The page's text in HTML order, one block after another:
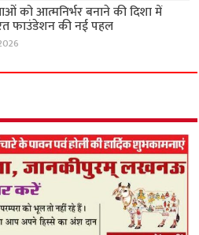
को आत्मनिर्भर बनाने की दिशा में
फाउंडेशन की नई पहल